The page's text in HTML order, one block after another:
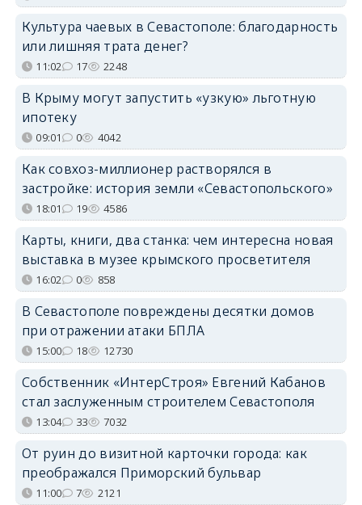
Культура чаевых в Севастополе: благодарность
или лишняя трата денег?
11:02 17 2248
В Крыму могут запустить «узкую» льготную
ипотеку
09:01 0 4042
Как совхоз-миллионер растворялся в
застройке: история земли «Севастопольского»
18:01 19 4586
Карты, книги, два станка: чем интересна новая
выставка в музее крымского просветителя
16:02 0 858
В Севастополе повреждены десятки домов
при отражении атаки БПЛА
15:00 18 12730
Собственник «ИнтерСтроя» Евгений Кабанов
стал заслуженным строителем Севастополя
13:04 33 7032
От руин до визитной карточки города: как
преображался Приморский бульвар
11:00 7 2121